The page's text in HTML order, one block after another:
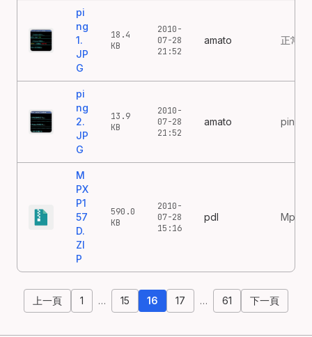
pi
ng
1.
JP
G
18.4
KB
2010-
07-28
21:52
amato 正常
pi
ng
2.
JP
G
13.9
KB
2010-
07-28
21:52
amato ping
M
PX
P1
57
D.
ZI
P
590.0
KB
2010-
07-28
15:16
pdl
上一頁 1 … 15 16 17 … 61 下一頁